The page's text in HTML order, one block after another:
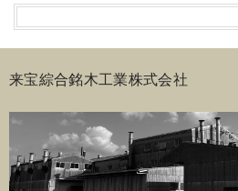
来宝綜合銘木工業株式会社